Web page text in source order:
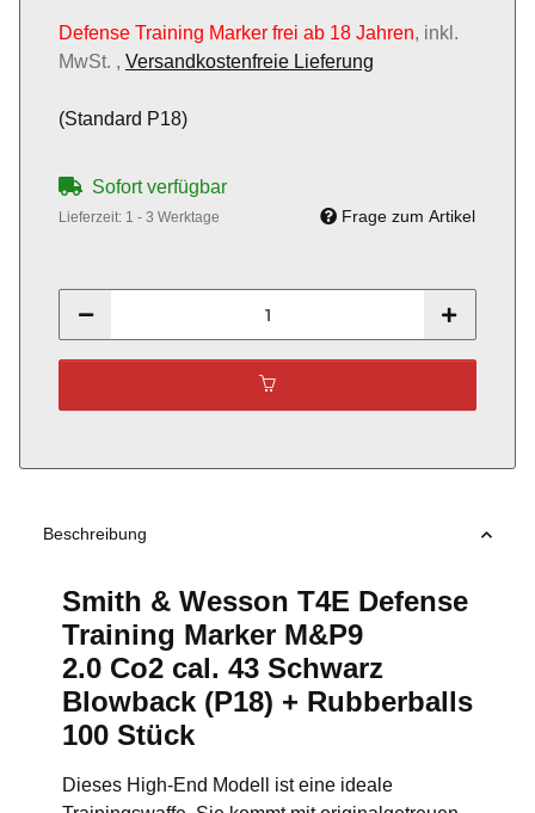
Defense Training Marker frei ab 18 Jahren, inkl.
MwSt. , Versandkostenfreie Lieferung
(Standard P18)
Sofort verfügbar
Lieferzeit: 1 - 3 Werktage Frage zum Artikel
Beschreibung
Smith & Wesson T4E Defense
Training Marker M&P9
2.0 Co2 cal. 43 Schwarz
Blowback (P18) + Rubberballs
100 Stück
Dieses High-End Modell ist eine ideale